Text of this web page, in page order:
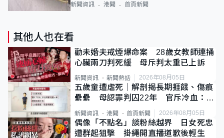
新聞資訊 港聞 首頁新聞
其他人也在看
勸未婚夫戒煙爆命案 28歲女教師連捅
心臟兩刀判死緩 母斥判太重已上訴
新聞資訊 新聞熱話 2026年08月05日
五歲童遭虐死｜解剖揭長期捱餓、傷痕
纍纍 母認罪判囚22年 官斥冷血：同
類案最惡劣
新聞資訊 港聞 首頁新聞 2026年08月05日
偶像「不點名」談粉絲越界 日女死忠
遭群起狙擊 掛繩開直播道歉後輕生